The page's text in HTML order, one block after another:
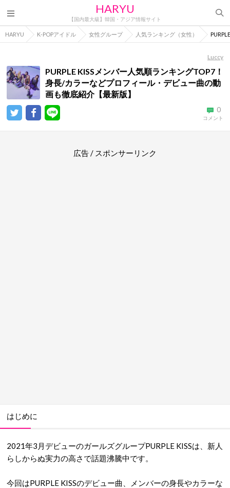
HARYU
【国内最大級】韓国・アジア情報サイト
HARYU K-POPアイドル 女性グループ 人気ランキング（女性）
Luccy
PURPLE KISSメンバー人気順ランキングTOP7！
身長/カラーなどプロフィール・デビュー曲の動
画も徹底紹介【最新版】
0
コメント
広告 / スポンサーリンク
はじめに
2021年3月デビューのガールズグループPURPLE KISSは、新人
らしからぬ実力の高さで話題沸騰中です。
今回はPURPLE KISSのデビュー曲、メンバーの身長やカラーな